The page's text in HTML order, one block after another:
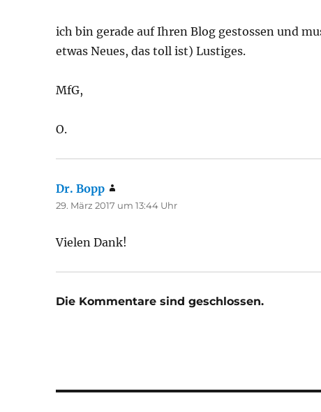
ich bin gerade auf Ihren Blog gestossen und
etwas Neues, das toll ist) Lustiges.
MfG,
O.
Dr. Bopp
29. März 2017 um 13:44 Uhr
Vielen Dank!
Die Kommentare sind geschlossen.